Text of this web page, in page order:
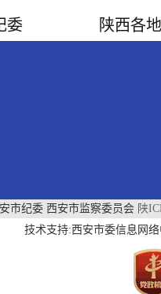
委 陕西各
市纪委 西安市监察委员会 陕
技术支持:西安市委信息网